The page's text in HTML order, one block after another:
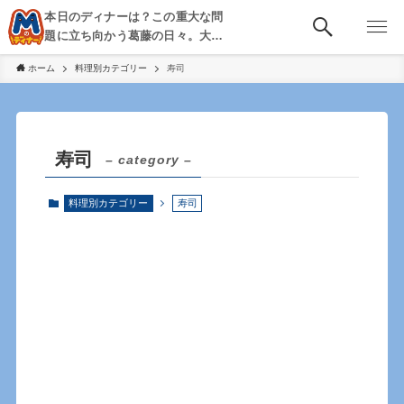
本日のディナーは？この重大な問
題に立ち向かう葛藤の日々。大
阪・京都・神戸を中心とした食べ
歩き、飲み歩きを綴る。
ホーム 料理別カテゴリー 寿司
寿司 – category –
料理別カテゴリー 寿司